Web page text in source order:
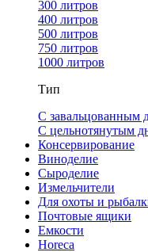
300 литров
400 литров
500 литров
750 литров
1000 литров
Тип
С завальцованным
С цельнотянутым
Консервирование
Виноделие
Сыроделие
Измельчители
Для охоты и
Почтовые ящики
Емкости
Horeca